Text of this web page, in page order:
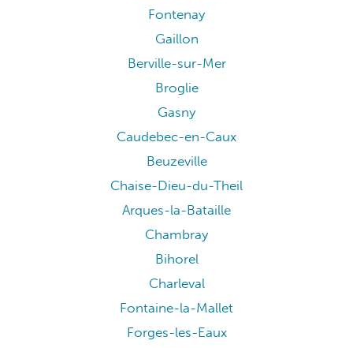
Fontenay
Gaillon
Berville-sur-Mer
Broglie
Gasny
Caudebec-en-Caux
Beuzeville
Chaise-Dieu-du-Theil
Arques-la-Bataille
Chambray
Bihorel
Charleval
Fontaine-la-Mallet
Forges-les-Eaux